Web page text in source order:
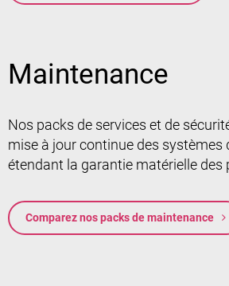
Maintenance
Nos packs de services et de
mise à jour continue des systèmes
étendant la garantie matérielle des
Comparez nos packs de maintenance